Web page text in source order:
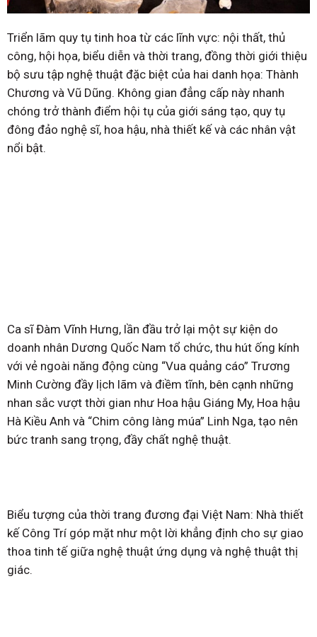
Triển lãm quy tụ tinh hoa từ các lĩnh vực: nội thất, thủ
công, hội họa, biểu diễn và thời trang, đồng thời giới thiệu
bộ sưu tập nghệ thuật đặc biệt của hai danh họa: Thành
Chương và Vũ Dũng. Không gian đẳng cấp này nhanh
chóng trở thành điểm hội tụ của giới sáng tạo, quy tụ
đông đảo nghệ sĩ, hoa hậu, nhà thiết kế và các nhân vật
nổi bật.
Ca sĩ Đàm Vĩnh Hưng, lần đầu trở lại một sự kiện do
doanh nhân Dương Quốc Nam tổ chức, thu hút ống kính
với vẻ ngoài năng động cùng “Vua quảng cáo” Trương
Minh Cường đầy lịch lãm và điềm tĩnh, bên cạnh những
nhan sắc vượt thời gian như Hoa hậu Giáng My, Hoa hậu
Hà Kiều Anh và “Chim công làng múa” Linh Nga, tạo nên
bức tranh sang trọng, đầy chất nghệ thuật.
Biểu tượng của thời trang đương đại Việt Nam: Nhà thiết
kế Công Trí góp mặt như một lời khẳng định cho sự giao
thoa tinh tế giữa nghệ thuật ứng dụng và nghệ thuật thị
giác.